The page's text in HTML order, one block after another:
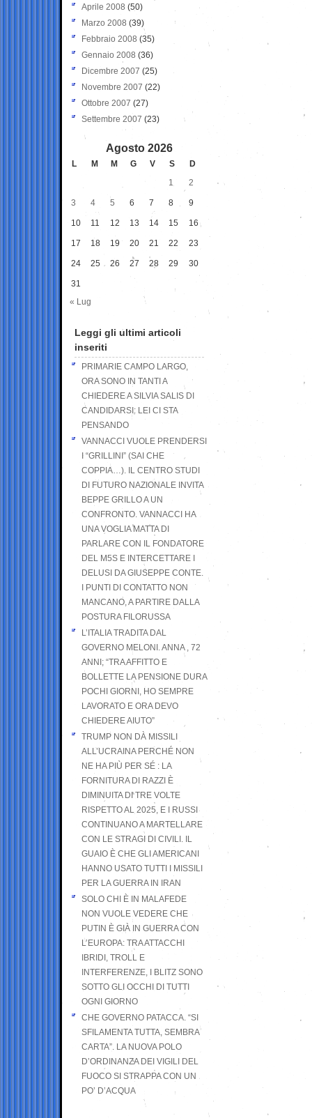
Aprile 2008 (50)
Marzo 2008 (39)
Febbraio 2008 (35)
Gennaio 2008 (36)
Dicembre 2007 (25)
Novembre 2007 (22)
Ottobre 2007 (27)
Settembre 2007 (23)
Agosto 2026
L M M G V S
D
1
2
3 4 5 6 7 8 9
10 11 12 13 14 15 16
17 18 19 20 21 22 23
24 25 26 27 28 29 30
31
« Lug
Leggi gli ultimi articoli
inseriti
PRIMARIE CAMPO LARGO,
ORA SONO IN TANTI A
CHIEDERE A SILVIA SALIS DI
CANDIDARSI: LEI CI STA
PENSANDO
VANNACCI VUOLE PRENDERSI
I “GRILLINI” (SAI CHE
COPPIA…). IL CENTRO STUDI
DI FUTURO NAZIONALE INVITA
BEPPE GRILLO A UN
CONFRONTO. VANNACCI HA
UNA VOGLIA MATTA DI
PARLARE CON IL FONDATORE
DEL M5S E INTERCETTARE I
DELUSI DA GIUSEPPE CONTE.
I PUNTI DI CONTATTO NON
MANCANO, A PARTIRE DALLA
POSTURA FILORUSSA
L’ITALIA TRADITA DAL
GOVERNO MELONI. ANNA , 72
ANNI; “TRA AFFITTO E
BOLLETTE LA PENSIONE DURA
POCHI GIORNI, HO SEMPRE
LAVORATO E ORA DEVO
CHIEDERE AIUTO”
TRUMP NON DÀ MISSILI
ALL’UCRAINA PERCHÉ NON
NE HA PIÙ PER SÉ : LA
FORNITURA DI RAZZI È
DIMINUITA DI TRE VOLTE
RISPETTO AL 2025, E I RUSSI
CONTINUANO A MARTELLARE
CON LE STRAGI DI CIVILI. IL
GUAIO È CHE GLI AMERICANI
HANNO USATO TUTTI I MISSILI
PER LA GUERRA IN IRAN
SOLO CHI È IN MALAFEDE
NON VUOLE VEDERE CHE
PUTIN È GIÀ IN GUERRA CON
L’EUROPA: TRA ATTACCHI
IBRIDI, TROLL E
INTERFERENZE, I BLITZ SONO
SOTTO GLI OCCHI DI TUTTI
OGNI GIORNO
CHE GOVERNO PATACCA. “SI
SFILAMENTA TUTTA, SEMBRA
CARTA”. LA NUOVA POLO
D’ORDINANZA DEI VIGILI DEL
FUOCO SI STRAPPA CON UN
PO’ D’ACQUA